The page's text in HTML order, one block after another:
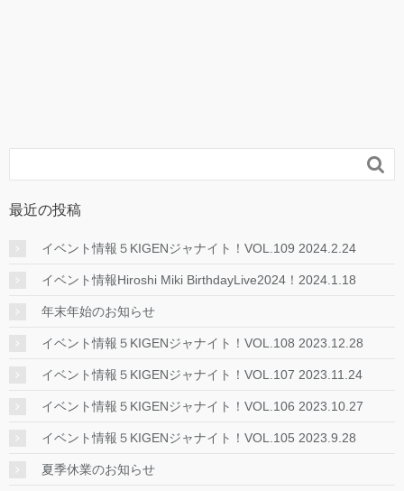

最近の投稿
イベント情報５KIGENジャナイト！VOL.109 2024.2.24
イベント情報Hiroshi Miki BirthdayLive2024！2024.1.18
年末年始のお知らせ
イベント情報５KIGENジャナイト！VOL.108 2023.12.28
イベント情報５KIGENジャナイト！VOL.107 2023.11.24
イベント情報５KIGENジャナイト！VOL.106 2023.10.27
イベント情報５KIGENジャナイト！VOL.105 2023.9.28
夏季休業のお知らせ